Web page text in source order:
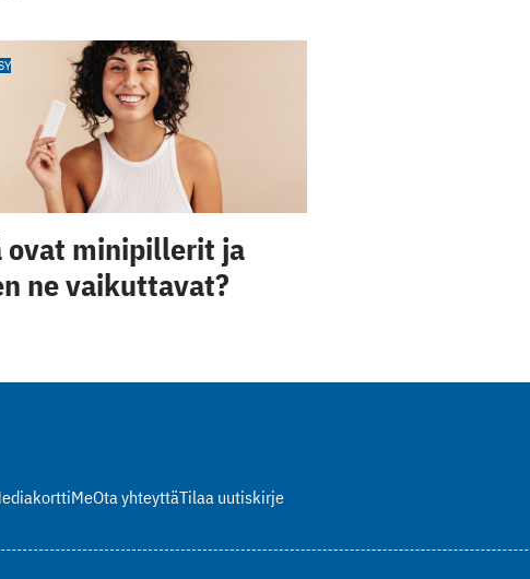
ovat minipillerit ja
ne vaikuttavat?
MeOta yhteyttäTilaa uutiskirje